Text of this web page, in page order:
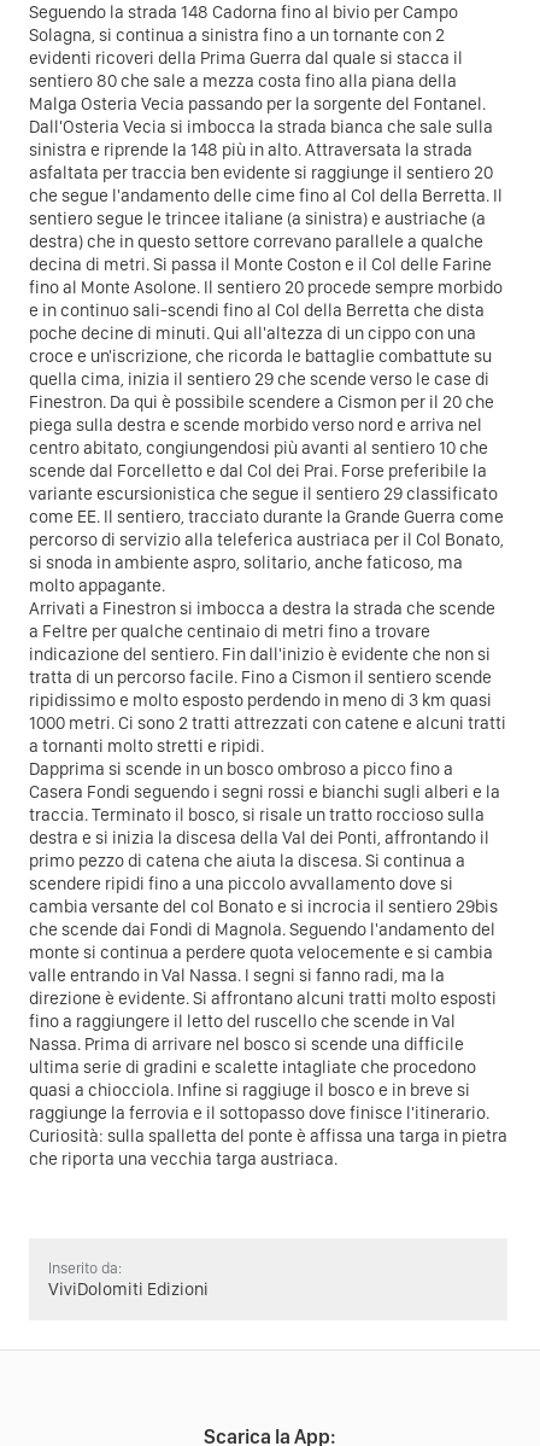
Seguendo la strada 148 Cadorna fino al bivio per Campo
Solagna, si continua a sinistra fino a un tornante con 2
evidenti ricoveri della Prima Guerra dal quale si stacca il
sentiero 80 che sale a mezza costa fino alla piana della
Malga Osteria Vecia passando per la sorgente del Fontanel.
Dall'Osteria Vecia si imbocca la strada bianca che sale sulla
sinistra e riprende la 148 più in alto. Attraversata la strada
asfaltata per traccia ben evidente si raggiunge il sentiero 20
che segue l'andamento delle cime fino al Col della Berretta. Il
sentiero segue le trincee italiane (a sinistra) e austriache (a
destra) che in questo settore correvano parallele a qualche
decina di metri. Si passa il Monte Coston e il Col delle Farine
fino al Monte Asolone. Il sentiero 20 procede sempre morbido
e in continuo sali-scendi fino al Col della Berretta che dista
poche decine di minuti. Qui all'altezza di un cippo con una
croce e un'iscrizione, che ricorda le battaglie combattute su
quella cima, inizia il sentiero 29 che scende verso le case di
Finestron. Da qui è possibile scendere a Cismon per il 20 che
piega sulla destra e scende morbido verso nord e arriva nel
centro abitato, congiungendosi più avanti al sentiero 10 che
scende dal Forcelletto e dal Col dei Prai. Forse preferibile la
variante escursionistica che segue il sentiero 29 classificato
come EE. Il sentiero, tracciato durante la Grande Guerra come
percorso di servizio alla teleferica austriaca per il Col Bonato,
si snoda in ambiente aspro, solitario, anche faticoso, ma
molto appagante.
Arrivati a Finestron si imbocca a destra la strada che scende
a Feltre per qualche centinaio di metri fino a trovare
indicazione del sentiero. Fin dall'inizio è evidente che non si
tratta di un percorso facile. Fino a Cismon il sentiero scende
ripidissimo e molto esposto perdendo in meno di 3 km quasi
1000 metri. Ci sono 2 tratti attrezzati con catene e alcuni tratti
a tornanti molto stretti e ripidi.
Dapprima si scende in un bosco ombroso a picco fino a
Casera Fondi seguendo i segni rossi e bianchi sugli alberi e la
traccia. Terminato il bosco, si risale un tratto roccioso sulla
destra e si inizia la discesa della Val dei Ponti, affrontando il
primo pezzo di catena che aiuta la discesa. Si continua a
scendere ripidi fino a una piccolo avvallamento dove si
cambia versante del col Bonato e si incrocia il sentiero 29bis
che scende dai Fondi di Magnola. Seguendo l'andamento del
monte si continua a perdere quota velocemente e si cambia
valle entrando in Val Nassa. I segni si fanno radi, ma la
direzione è evidente. Si affrontano alcuni tratti molto esposti
fino a raggiungere il letto del ruscello che scende in Val
Nassa. Prima di arrivare nel bosco si scende una difficile
ultima serie di gradini e scalette intagliate che procedono
quasi a chiocciola. Infine si raggiuge il bosco e in breve si
raggiunge la ferrovia e il sottopasso dove finisce l'itinerario.
Curiosità: sulla spalletta del ponte è affissa una targa in pietra
che riporta una vecchia targa austriaca.
Inserito da:
ViviDolomiti Edizioni
Scarica la App: